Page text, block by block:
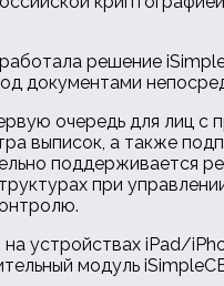
решение
документами
очередь для лиц
выписок, а также
поддерживается
при
устройствах iPad/
модуль